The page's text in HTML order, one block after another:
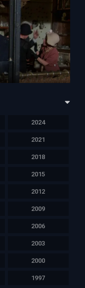
2024
2021
2018
2015
2012
2009
2006
2003
2000
1997